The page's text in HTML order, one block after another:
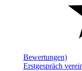
Bewertungen)
Erstgespräch